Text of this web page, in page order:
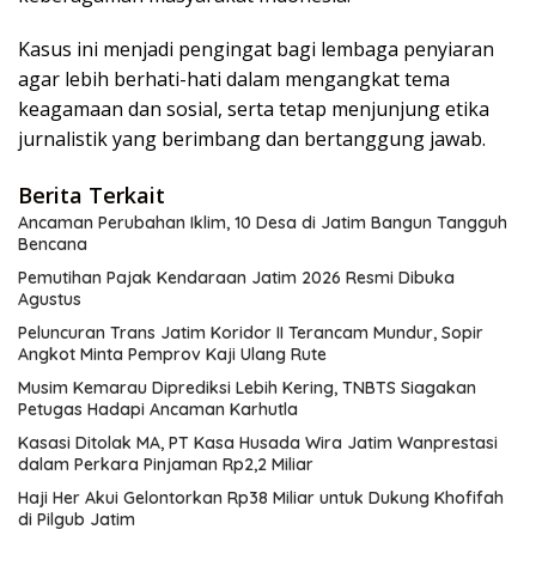
Kasus ini menjadi pengingat bagi lembaga penyiaran
agar lebih berhati-hati dalam mengangkat tema
keagamaan dan sosial, serta tetap menjunjung etika
jurnalistik yang berimbang dan bertanggung jawab.
Berita Terkait
Ancaman Perubahan Iklim, 10 Desa di Jatim Bangun Tangguh
Bencana
Pemutihan Pajak Kendaraan Jatim 2026 Resmi Dibuka
Agustus
Peluncuran Trans Jatim Koridor II Terancam Mundur, Sopir
Angkot Minta Pemprov Kaji Ulang Rute
Musim Kemarau Diprediksi Lebih Kering, TNBTS Siagakan
Petugas Hadapi Ancaman Karhutla
Kasasi Ditolak MA, PT Kasa Husada Wira Jatim Wanprestasi
dalam Perkara Pinjaman Rp2,2 Miliar
Haji Her Akui Gelontorkan Rp38 Miliar untuk Dukung Khofifah
di Pilgub Jatim